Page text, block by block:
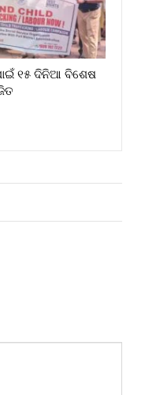
୧୫ ଦିନିଆ ବିଶେଷ